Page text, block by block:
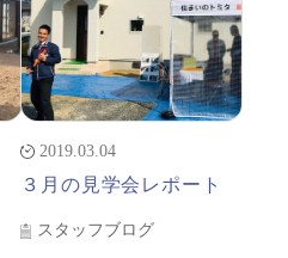
2019.03.04
３月の見学会レポート
スタッフブログ